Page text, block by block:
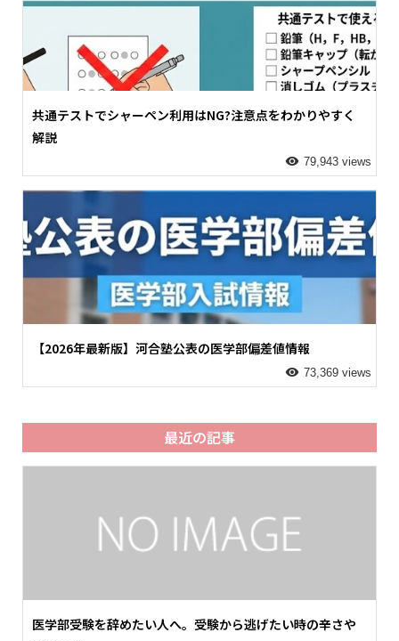
共通テストでシャーペン利用はNG?注意点をわかりやすく
解説
79,943 views
【2026年最新版】河合塾公表の医学部偏差値情報
73,369 views
最近の記事
医学部受験を辞めたい人へ。受験から逃げたい時の辛さや